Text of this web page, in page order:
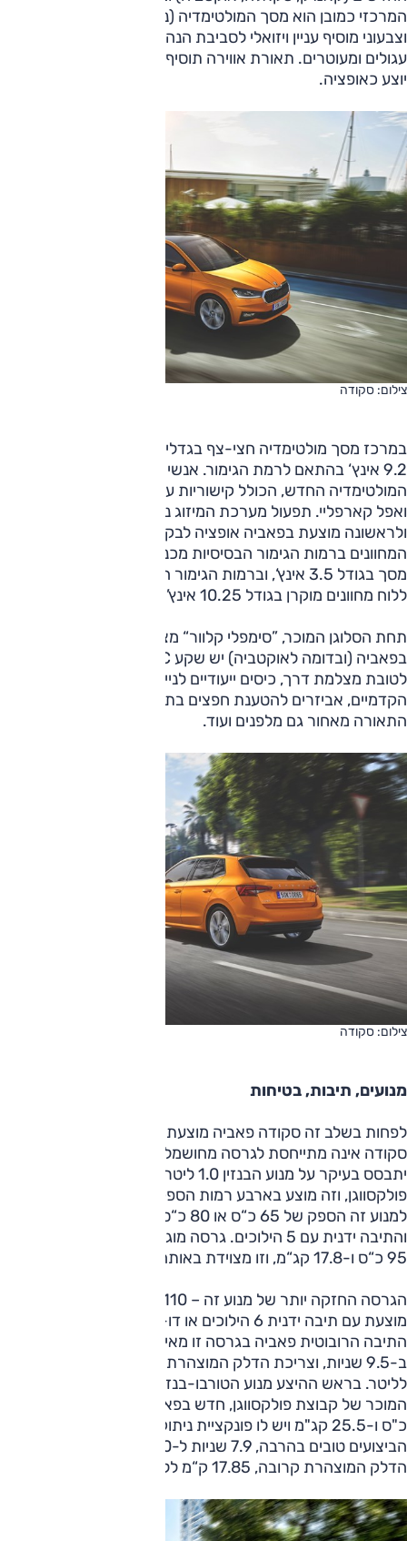
המרכזי כמובן הוא מסך המולטימדיה (נרחיב מיד), פס רוחב צר
וצבעוני מוסיף עניין ויזואלי לסביבת הנהג הזו ובקצוות פתחי מיזוג
עגולים ומעוטרים. תאורת אווירה תוסיף להופעה בלילה, גג פנורמי
יוצע כאופציה.
צילום: סקודה
9.2 אינץ‘ בהתאם לרמת הגימור. אנשי סקודה מציינים את ממשק
המולטימדיה החדש, הכולל קישוריות עדכנית לאנדרואיד אוטו
ואפל קארפליי. תפעול מערכת המיזוג נותר מחוץ למסך,
ולראשונה מוצעת בפאביה אופציה לבקרת אקלים דו-אזורית. לוח
המחוונים ברמות הגימור הבסיסיות מכני וכולל מחשב דרך עם
מסך בגודל 3.5 אינץ‘, וברמות הגימור הגבוהות מוצעת אופציה
ללוח מחוונים מוקרן בגודל 10.25 אינץ’.
תחת הסלוגן המוכר, ”סימפלי קלוור“ מציינת סקודה כי גם
לטובת מצלמת דרך, כיסים ייעודיים לניידים בגב המושבים
הקדמיים, אביזרים להטענת חפצים בתא המטען, שליטה על
התאורה מאחור גם מלפנים ועוד.
צילום: סקודה
מנועים, תיבות, בטיחות
לפחות בשלב זה סקודה פאביה מוצעת ללא מנועי דיזל, ועם זאת
סקודה אינה מתייחסת לגרסה מחושמלת כלשהי. היצע המנועים
פולקסווגן, וזה מוצע בארבע רמות הספק. בגרסה האטמוספרית
והתיבה ידנית עם 5 הילוכים. גרסה מוגדשת של מנוע זה מייצרת
95 כ“ס ו-17.8 קג“מ, וזו מצוידת באותה תיבה.
כ"ס ו-25.5 קג"מ ויש לו פונקציית ניתוק צילינדרים בשיוט.
הדלק המוצהרת קרובה, 17.85 ק“מ לליטר.